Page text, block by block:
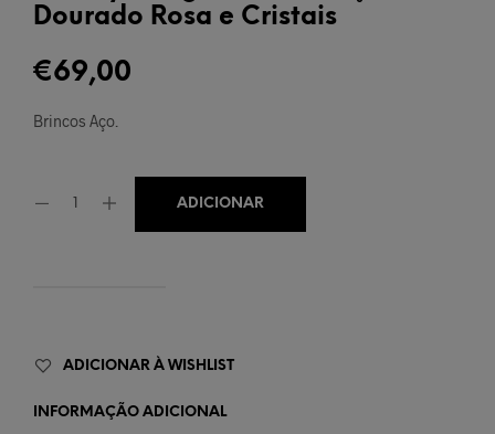
Dourado Rosa e Cristais
€69,00
Brincos Aço.
ADICIONAR
ADICIONAR À WISHLIST
INFORMAÇÃO ADICIONAL